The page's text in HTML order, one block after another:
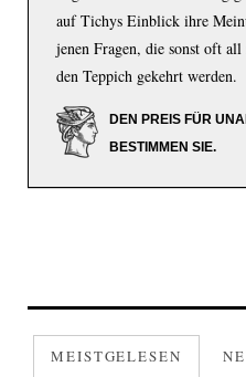
auf Tichys Einblick ihre
jenen Fragen, die sonst oft
den Teppich gekehrt werden.
DEN PREIS FÜR
BESTIMMEN SIE.
MEISTGELESEN